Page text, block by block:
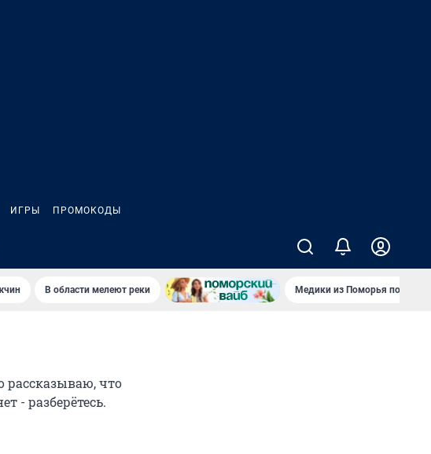
ИГРЫ ПРОМОКОДЫ
В области мелеют реки Медики из Поморья поехали
рассказываю, что
- разберётесь.